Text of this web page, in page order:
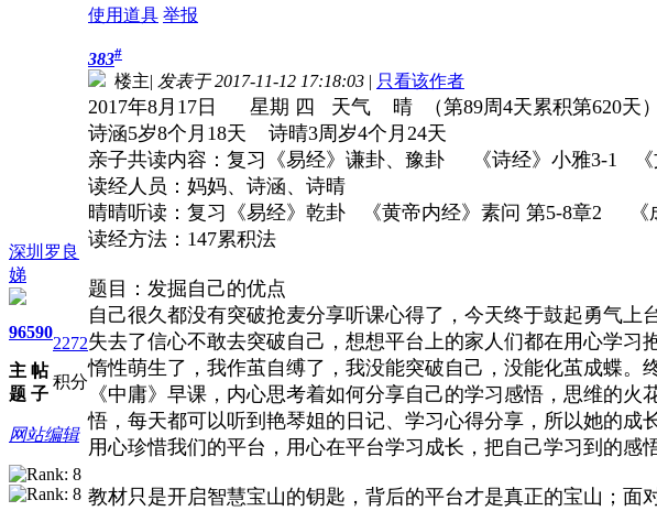
使用道具 举报
深圳罗良
娣
96
主
题
590
帖
子
2272
积分
网站编辑
383#
楼主| 发表于 2017-11-12 17:18:03 | 只看该作者
2017年8月17日 星期 四 天气 晴 （第89周4天累积第620天）
诗涵5岁8个月18天 诗晴3周岁4个月24天
亲子共读内容：复习《易经》谦卦、豫卦 《诗经》小雅3-1
读经人员：妈妈、诗涵、诗晴
晴晴听读：复习《易经》乾卦 《黄帝内经》素问 第5-8章2 《
读经方法：147累积法
题目：发掘自己的优点
自己很久都没有突破抢麦分享听课心得了，今天终于鼓起勇气
失去了信心不敢去突破自己，想想平台上的家人们都在用心学
惰性萌生了，我作茧自缚了，我没能突破自己，没能化茧成蝶
《中庸》早课，内心思考着如何分享自己的学习感悟，思维的
悟，每天都可以听到艳琴姐的日记、学习心得分享，所以她的
用心珍惜我们的平台，用心在平台学习成长，把自己学习到的感
教材只是开启智慧宝山的钥匙，背后的平台才是真正的宝山；面